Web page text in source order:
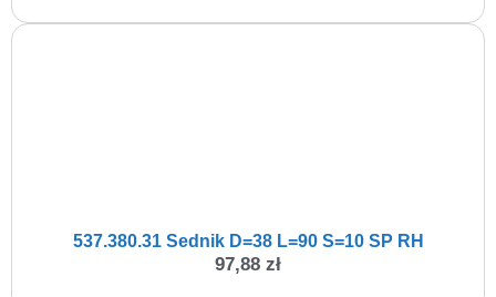
537.380.31 Sednik D=38 L=90 S=10 SP RH
97,88 zł